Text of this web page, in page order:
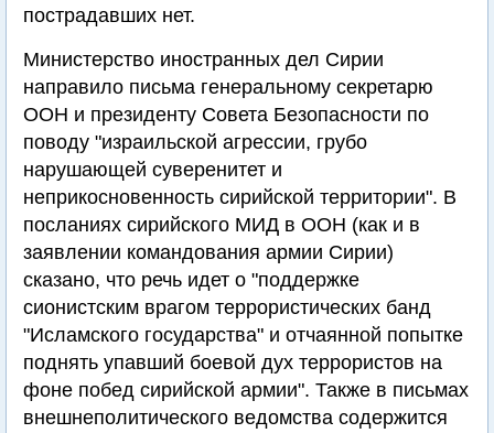
пострадавших нет.
Министерство иностранных дел Сирии
направило письма генеральному секретарю
ООН и президенту Совета Безопасности по
поводу "израильской агрессии, грубо
нарушающей суверенитет и
неприкосновенность сирийской территории". В
посланиях сирийского МИД в ООН (как и в
заявлении командования армии Сирии)
сказано, что речь идет о "поддержке
сионистским врагом террористических банд
"Исламского государства" и отчаянной попытке
поднять упавший боевой дух террористов на
фоне побед сирийской армии". Также в письмах
внешнеполитического ведомства содержится